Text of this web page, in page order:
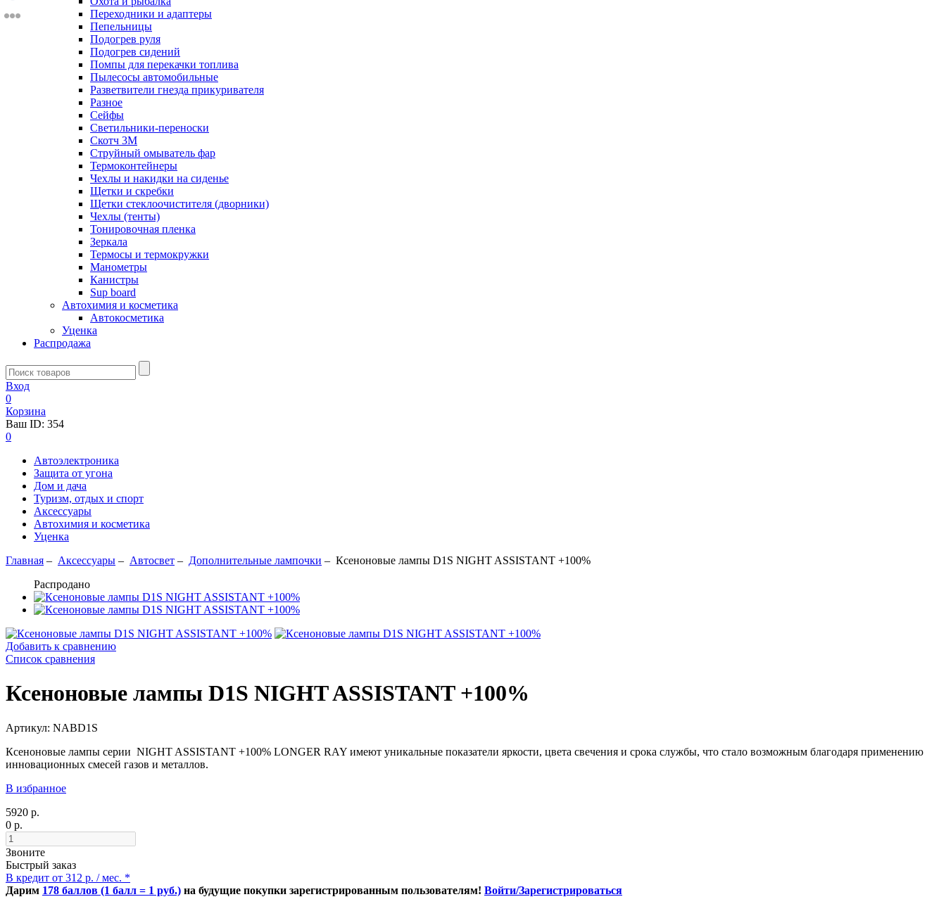
Переходники и адаптеры
Пепельницы
Подогрев руля
Подогрев сидений
Помпы для перекачки топлива
Пылесосы автомобильные
Разветвители гнезда прикуривателя
Разное
Сейфы
Светильники-переноски
Скотч 3М
Струйный омыватель фар
Термоконтейнеры
Чехлы и накидки на сиденье
Щетки и скребки
Щетки стеклоочистителя (дворники)
Чехлы (тенты)
Тонировочная пленка
Зеркалa
Термосы и термокружки
Манометры
Канистры
Sup board
Автохимия и косметика
Автокосметика
Уценка
Распродажа
Вход
0
Корзина
Ваш ID: 354
0
Автоэлектроника
Защита от угона
Дом и дача
Туризм, отдых и спорт
Аксессуары
Автохимия и косметика
Уценка
Главная – Аксессуары – Aвтосвет – Дополнительные лампочки – Ксеноновые лампы D1S NIGHT ASSISTANT +100%
Распродано
Добавить к сравнению
Список сравнения
Ксеноновые лампы D1S NIGHT ASSISTANT +100%
Артикул: NABD1S
Ксеноновые лампы серии NIGHT ASSISTANT +100% LONGER RAY имеют уникальные показатели яркости, цвета свечения и срока службы, что стало возможным благодаря применению
инновационных смесей газов и металлов.
В избранное
5920 р.
0 р.
Звоните
Быстрый заказ
В кредит от 312 р. / мес. *
Дарим 178 баллов (1 балл = 1 руб.) на будущие покупки зарегистрированным пользователям! Войти/Зарегистрироваться